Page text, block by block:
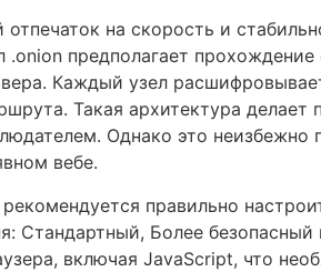
на скорость и
предполагает
Каждый узел
Такая архитектура делает
Однако это неизбежно
вебе.
правильно
Стандартный, Более
включая JavaScript, что